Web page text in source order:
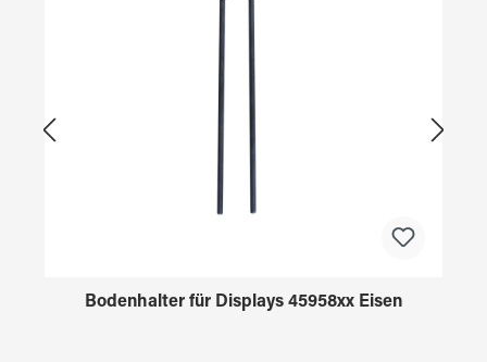
Bodenhalter für Displays 45958xx Eisen